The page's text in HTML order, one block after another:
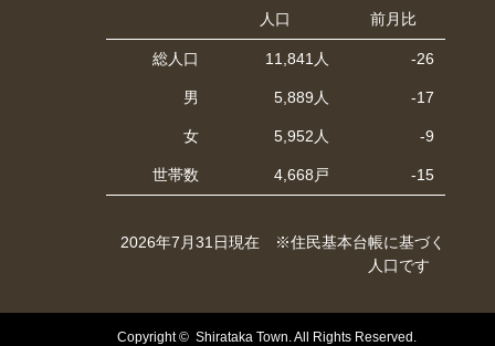
人口 前月比
総人口 11,841人 -26
男 5,889人 -17
女 5,952人 -9
世帯数 4,668戸 -15
2026年7月31日現在 ※住民基本台帳に基づく
人口です
Copyright © Shirataka Town. All Rights Reserved.